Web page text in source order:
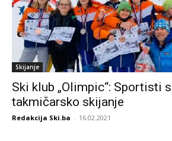
Skijanje
Ski klub „Olimpic“: Sportisti
takmičarsko skijanje
Redakcija Ski.ba - 16.02.2021